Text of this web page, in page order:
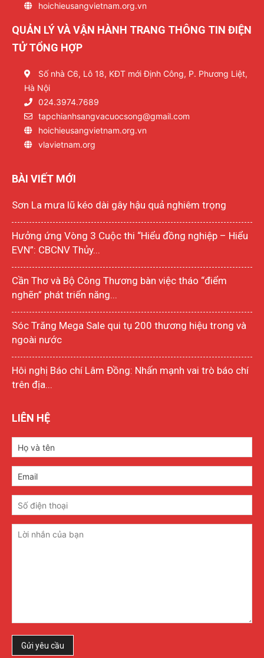
hoichieusangvietnam.org.vn
QUẢN LÝ VÀ VẬN HÀNH TRANG THÔNG TIN ĐIỆN
TỬ TỔNG HỢP
Số nhà C6, Lô 18, KĐT mới Định Công, P. Phương Liệt,
Hà Nội
024.3974.7689
tapchianhsangvacuocsong@gmail.com
hoichieusangvietnam.org.vn
vlavietnam.org
BÀI VIẾT MỚI
Sơn La mưa lũ kéo dài gây hậu quả nghiêm trọng
Hưởng ứng Vòng 3 Cuộc thi “Hiểu đồng nghiệp – Hiểu
EVN”: CBCNV Thủy...
Cần Thơ và Bộ Công Thương bàn việc tháo “điểm
nghẽn” phát triển năng...
Sóc Trăng Mega Sale qui tụ 200 thương hiệu trong và
ngoài nước
Hôi nghị Báo chí Lâm Đồng: Nhấn mạnh vai trò báo chí
trên địa...
LIÊN HỆ